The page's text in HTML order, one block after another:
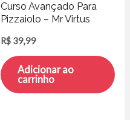
Curso Avançado Para
Pizzaiolo – Mr Virtus
R$ 39,99
Adicionar ao
carrinho